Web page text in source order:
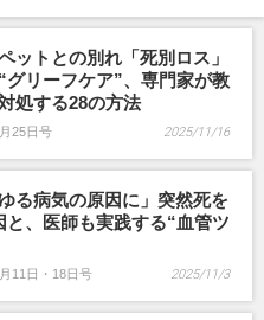
ットとの別れ「死別ロス」
グリーフケア”、専門家が教
処する28の方法
25日号 2025/11/16
る病気の原因に」突然死を
と、医師も実践する“血管ツ
11日・18日号 2025/11/3